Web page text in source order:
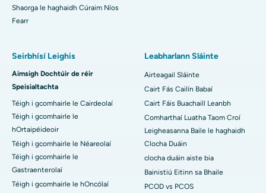
Shaorga le haghaidh Cúraim Níos
Fearr
Seirbhísí Leighis
Aimsigh Dochtúir de réir
Speisialtachta
Téigh i gcomhairle le Cairdeolaí
Téigh i gcomhairle le
hOrtaipéideoir
Téigh i gcomhairle le Néareolaí
Téigh i gcomhairle le
Gastraenterolaí
Téigh i gcomhairle le hOncólaí
Leabharlann Sláinte
Airteagail Sláinte
Cairt Fás Cailín Babaí
Cairt Fáis Buachaill Leanbh
Comharthaí Luatha Taom Croí
Leigheasanna Baile le haghaidh
Clocha Duáin
clocha duáin aiste bia
Bainistiú Eitinn sa Bhaile
PCOD vs PCOS